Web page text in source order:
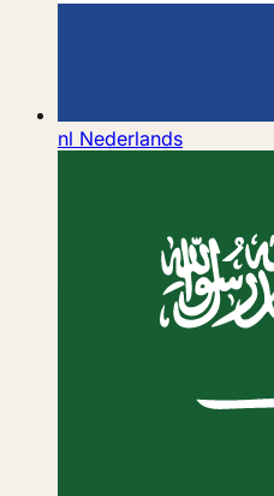
nl Nederlands